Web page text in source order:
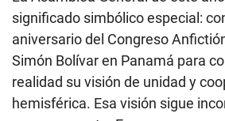
significado simbólico especial:
aniversario del Congreso
Simón Bolívar en Panamá para
realidad su visión de unidad y
hemisférica. Esa visión sigue